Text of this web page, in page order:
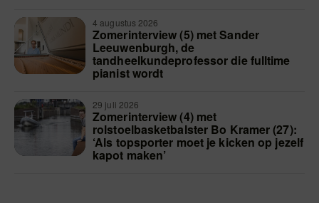
4 augustus 2026
Zomerinterview (5) met Sander
Leeuwenburgh, de
tandheelkundeprofessor die fulltime
pianist wordt
29 juli 2026
Zomerinterview (4) met
rolstoelbasketbalster Bo Kramer (27):
‘Als topsporter moet je kicken op jezelf
kapot maken’